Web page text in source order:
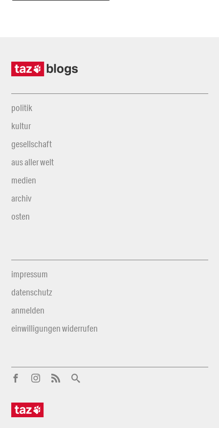
politik
kultur
gesellschaft
aus aller welt
medien
archiv
osten
impressum
datenschutz
anmelden
einwilligungen widerrufen